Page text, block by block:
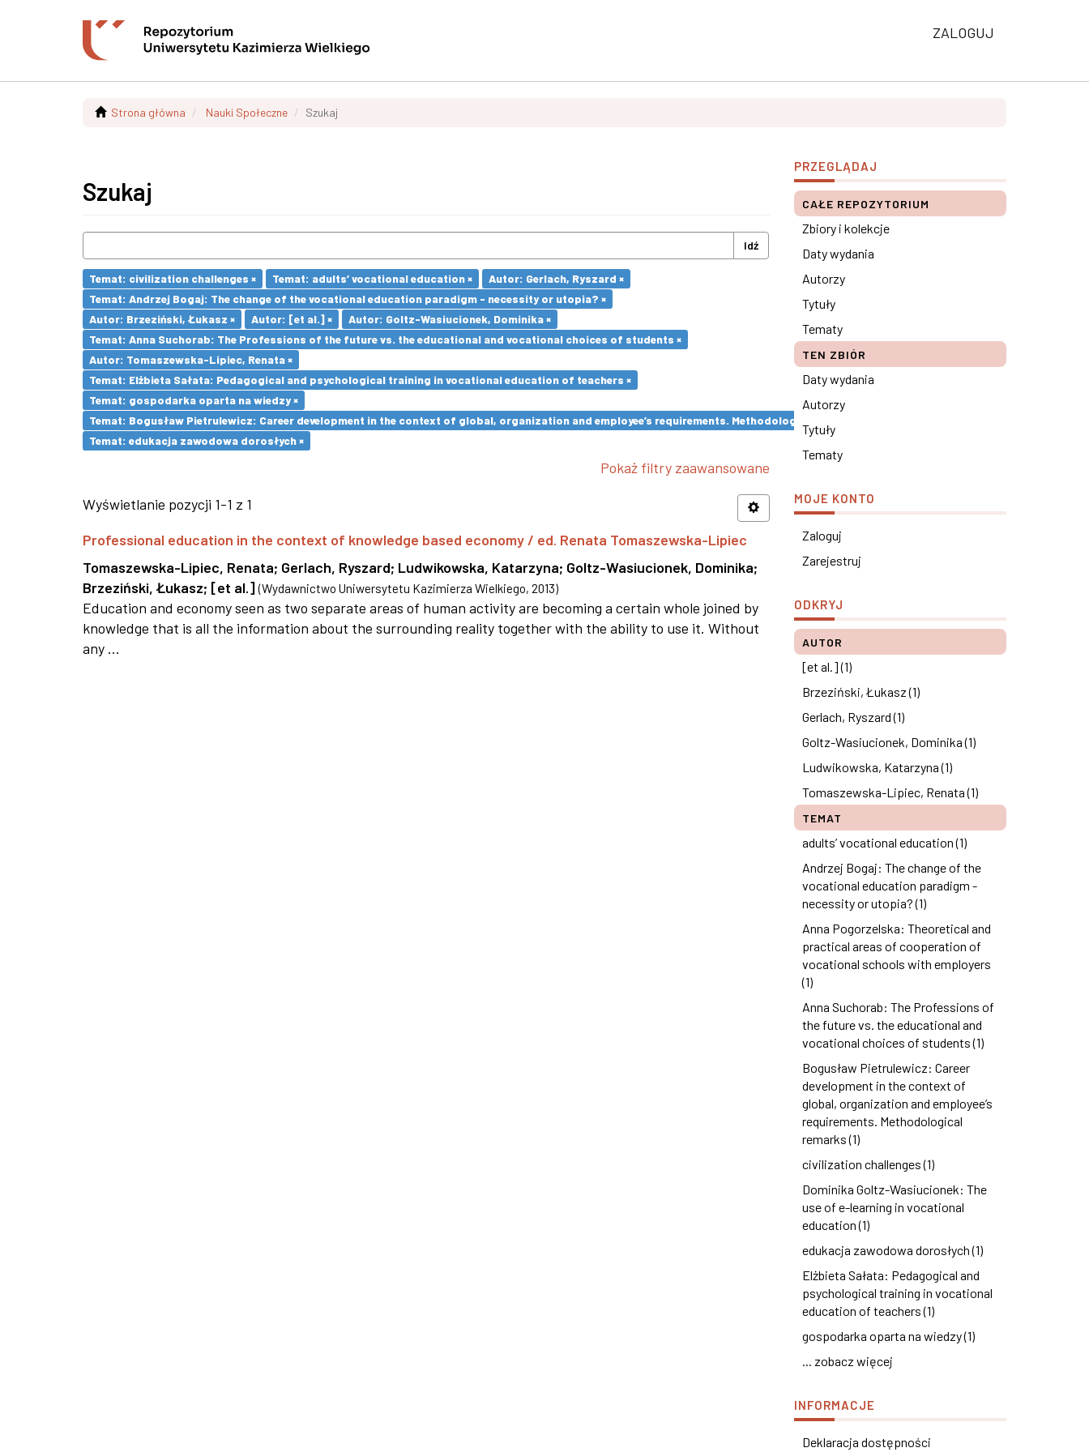
ZALOGUJ
Strona główna Nauki Społeczne Szukaj
Szukaj
Idź
Temat: civilization challenges × Temat: adults’ vocational education ×
Autor: Gerlach, Ryszard ×
Temat: Andrzej Bogaj: The change of the vocational education paradigm - necessity or utopia? ×
Autor: Brzeziński, Łukasz ×
Autor: [et al.] ×
Autor: Goltz-Wasiucionek, Dominika ×
Temat: Anna Suchorab: The Professions of the future vs. the educational and vocational choices of students ×
Autor: Tomaszewska-Lipiec, Renata ×
Temat: Elżbieta Sałata: Pedagogical and psychological training in vocational education of teachers ×
Temat: gospodarka oparta na wiedzy ×
Temat: Bogusław Pietrulewicz: Career development in the context of global, organization and employee’s requirements. Methodological remarks ×
Temat: edukacja zawodowa dorosłych ×
Pokaż filtry zaawansowane
Wyświetlanie pozycji 1-1 z 1
Professional education in the context of knowledge based economy / ed. Renata Tomaszewska-Lipiec
Tomaszewska-Lipiec, Renata; Gerlach, Ryszard; Ludwikowska, Katarzyna; Goltz-Wasiucionek, Dominika;
Brzeziński, Łukasz; [et al.] (Wydawnictwo Uniwersytetu Kazimierza Wielkiego, 2013)
Education and economy seen as two separate areas of human activity are becoming a certain whole joined by
knowledge that is all the information about the surrounding reality together with the ability to use it. Without
any ...
PRZEGLĄDAJ
CAŁE REPOZYTORIUM
Zbiory i kolekcje
Daty wydania
Autorzy
Tytuły
Tematy
TEN ZBIÓR
Daty wydania
Autorzy
Tytuły
Tematy
MOJE KONTO
Zaloguj
Zarejestruj
ODKRYJ
AUTOR
[et al.] (1)
Brzeziński, Łukasz (1)
Gerlach, Ryszard (1)
Goltz-Wasiucionek, Dominika (1)
Ludwikowska, Katarzyna (1)
Tomaszewska-Lipiec, Renata (1)
TEMAT
adults’ vocational education (1)
Andrzej Bogaj: The change of the
vocational education paradigm -
necessity or utopia? (1)
Anna Pogorzelska: Theoretical and
practical areas of cooperation of
vocational schools with employers
(1)
Anna Suchorab: The Professions of
the future vs. the educational and
vocational choices of students (1)
Bogusław Pietrulewicz: Career
development in the context of
global, organization and employee’s
requirements. Methodological
remarks (1)
civilization challenges (1)
Dominika Goltz-Wasiucionek: The
use of e-learning in vocational
education (1)
edukacja zawodowa dorosłych (1)
Elżbieta Sałata: Pedagogical and
psychological training in vocational
education of teachers (1)
gospodarka oparta na wiedzy (1)
... zobacz więcej
INFORMACJE
Deklaracja dostępności